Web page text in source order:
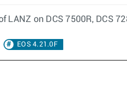
on DCS 7500R, DCS
EOS 4.21.0F